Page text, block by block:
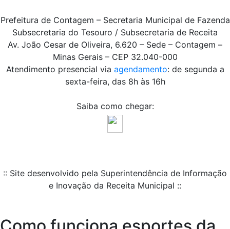
Prefeitura de Contagem – Secretaria Municipal de Fazenda
Subsecretaria do Tesouro / Subsecretaria de Receita
Av. João Cesar de Oliveira, 6.620 – Sede – Contagem –
Minas Gerais – CEP 32.040-000
Atendimento presencial via agendamento: de segunda a
sexta-feira, das 8h às 16h
Saiba como chegar:
:: Site desenvolvido pela Superintendência de Informação
e Inovação da Receita Municipal ::